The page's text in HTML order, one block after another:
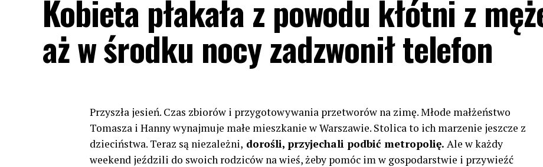
Kobieta płakała z powodu kłótni z
aż w środku nocy zadzwonił telefon
Przyszła jesień. Czas zbiorów i przygotowywania przetworów na zimę. Młode małżeństwo
Tomasza i Hanny wynajmuje małe mieszkanie w Warszawie. Stolica to ich marzenie jeszcze z
dzieciństwa. Teraz są niezależni, dorośli, przyjechali podbić metropolię. Ale w każdy
weekend jeździli do swoich rodziców na wieś, żeby pomóc im w gospodarstwie i przywieźć